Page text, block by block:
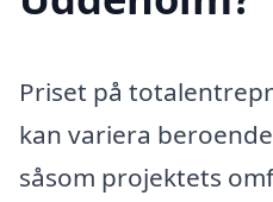
Priset på
kan variera
såsom projektets